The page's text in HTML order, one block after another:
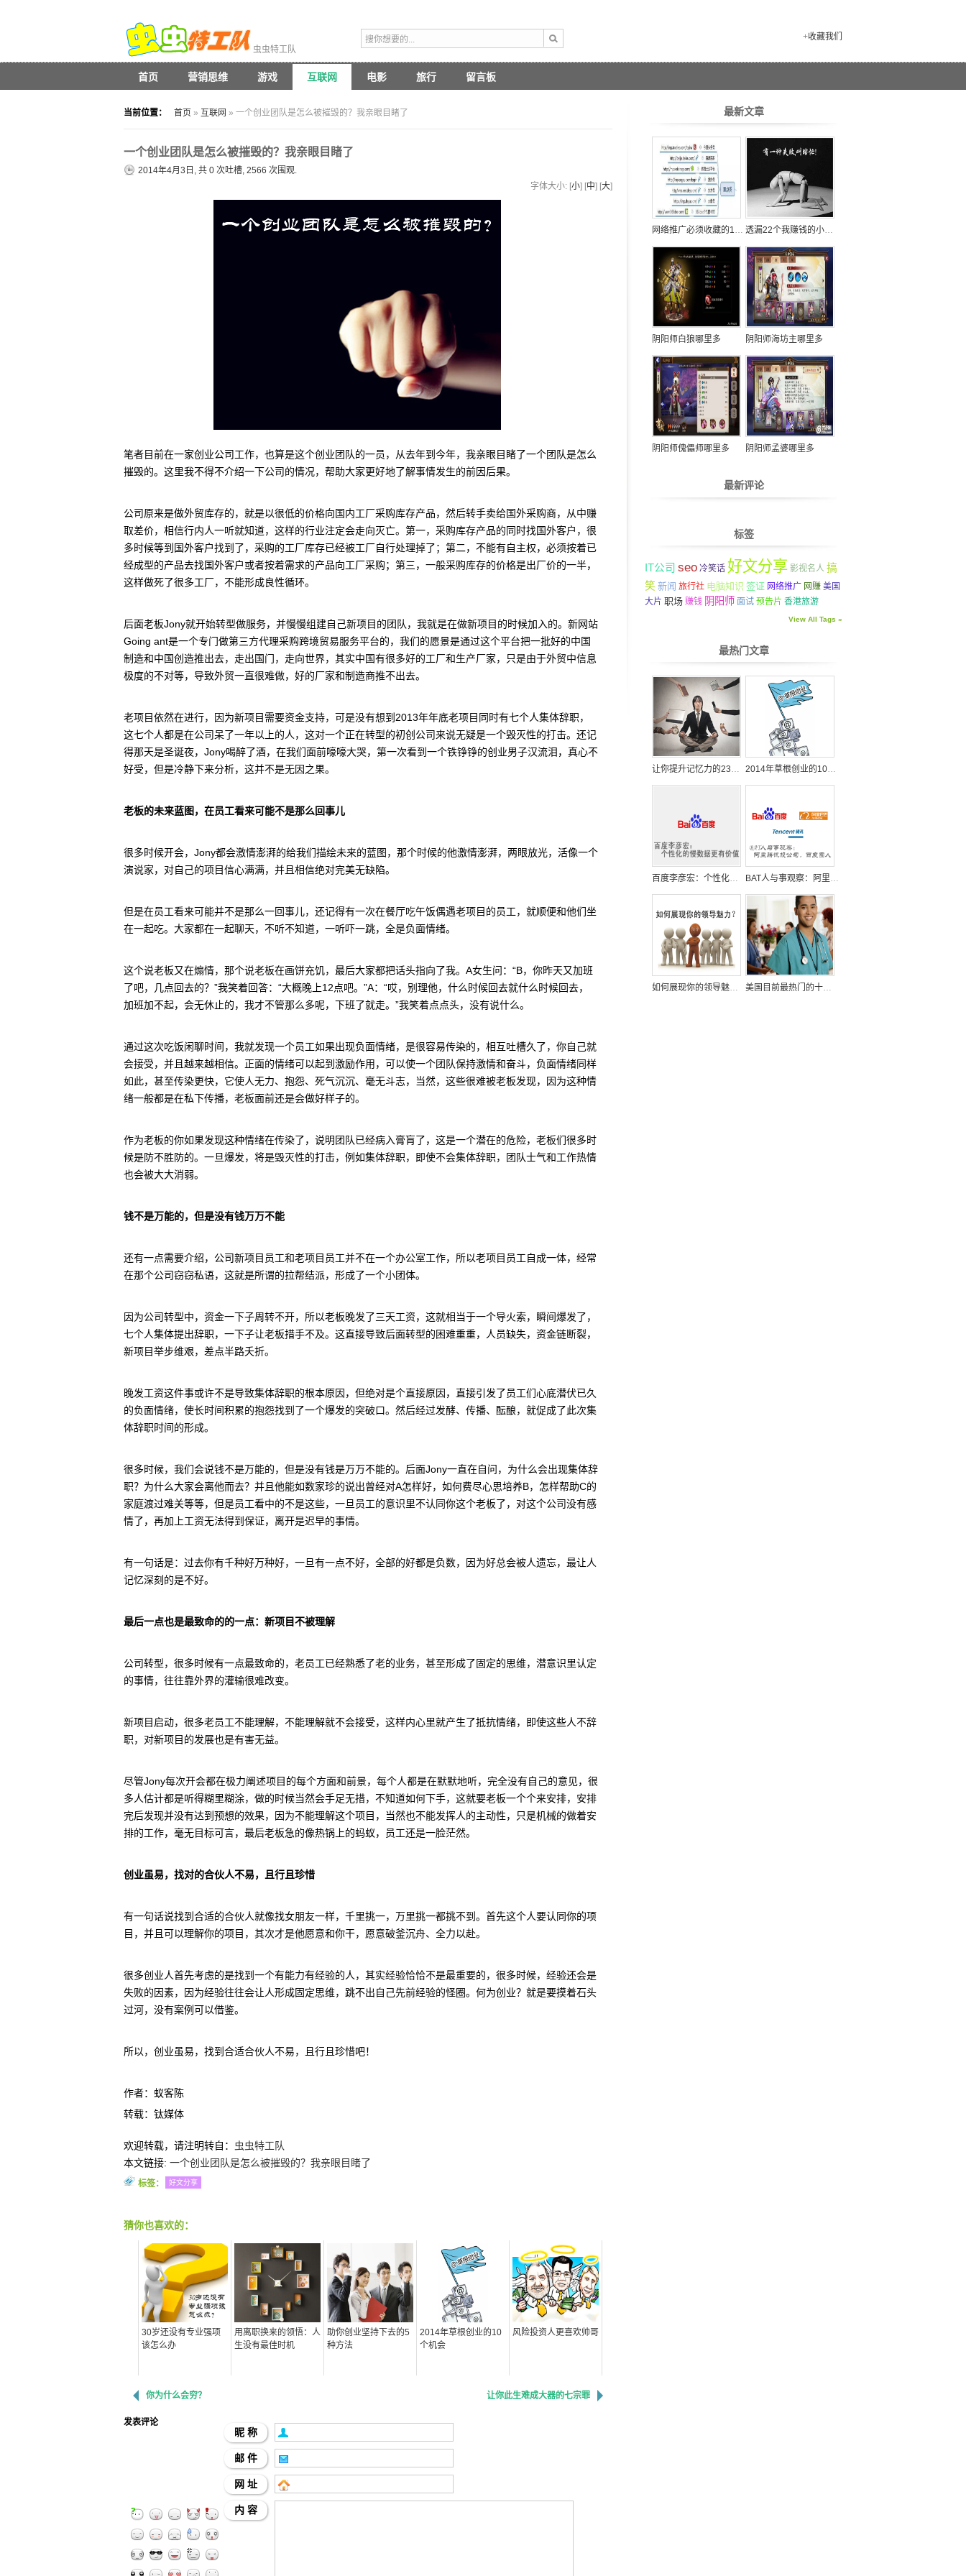
虫虫特工队
+收藏我们
首页 营销思维 游戏 互联网 电影 旅行 留言板
当前位置： 首页 » 互联网 » 一个创业团队是怎么被摧毁的？我亲眼目睹了
一个创业团队是怎么被摧毁的？我亲眼目睹了
2014年4月3日, 共 0 次吐槽, 2566 次围观.
字体大小: [小] [中] [大]
笔者目前在一家创业公司工作，也算是这个创业团队的一员，从去年到今年，我亲眼目睹了一个团队是怎么
摧毁的。这里我不得不介绍一下公司的情况，帮助大家更好地了解事情发生的前因后果。
公司原来是做外贸库存的，就是以很低的价格向国内工厂采购库存产品，然后转手卖给国外采购商，从中赚
取差价，相信行内人一听就知道，这样的行业注定会走向灭亡。第一，采购库存产品的同时找国外客户，很
多时候等到国外客户找到了，采购的工厂库存已经被工厂自行处理掉了；第二，不能有自主权，必须按着已
经成型的产品去找国外客户或者按着需求的产品向工厂采购；第三，一般采购库存的价格是出厂价的一半，
这样做死了很多工厂，不能形成良性循环。
后面老板Jony就开始转型做服务，并慢慢组建自己新项目的团队，我就是在做新项目的时候加入的。新网站
Going ant是一个专门做第三方代理采购跨境贸易服务平台的，我们的愿景是通过这个平台把一批好的中国
制造和中国创造推出去，走出国门，走向世界，其实中国有很多好的工厂和生产厂家，只是由于外贸中信息
极度的不对等，导致外贸一直很难做，好的厂家和制造商推不出去。
老项目依然在进行，因为新项目需要资金支持，可是没有想到2013年年底老项目同时有七个人集体辞职，
这七个人都是在公司呆了一年以上的人，这对一个正在转型的初创公司来说无疑是一个毁灭性的打击。还记
得那天是圣诞夜，Jony喝醉了酒，在我们面前嚎嚎大哭，第一次看到一个铁铮铮的创业男子汉流泪，真心不
好受，但是冷静下来分析，这并不是无因之果。
老板的未来蓝图，在员工看来可能不是那么回事儿
很多时候开会，Jony都会激情澎湃的给我们描绘未来的蓝图，那个时候的他激情澎湃，两眼放光，活像一个
演说家，对自己的项目信心满满，并且相信绝对完美无缺陷。
但是在员工看来可能并不是那么一回事儿，还记得有一次在餐厅吃午饭偶遇老项目的员工，就顺便和他们坐
在一起吃。大家都在一起聊天，不听不知道，一听吓一跳，全是负面情绪。
这个说老板又在煽情，那个说老板在画饼充饥，最后大家都把话头指向了我。A女生问：“B，你昨天又加班
了吧，几点回去的？”我笑着回答：“大概晚上12点吧。”A：“哎，别理他，什么时候回去就什么时候回去，
加班加不起，会无休止的，我才不管那么多呢，下班了就走。”我笑着点点头，没有说什么。
通过这次吃饭闲聊时间，我就发现一个员工如果出现负面情绪，是很容易传染的，相互吐槽久了，你自己就
会接受，并且越来越相信。正面的情绪可以起到激励作用，可以使一个团队保持激情和奋斗，负面情绪同样
如此，甚至传染更快，它使人无力、抱怨、死气沉沉、毫无斗志，当然，这些很难被老板发现，因为这种情
绪一般都是在私下传播，老板面前还是会做好样子的。
作为老板的你如果发现这种情绪在传染了，说明团队已经病入膏肓了，这是一个潜在的危险，老板们很多时
候是防不胜防的。一旦爆发，将是毁灭性的打击，例如集体辞职，即使不会集体辞职，团队士气和工作热情
也会被大大消弱。
钱不是万能的，但是没有钱万万不能
还有一点需要介绍，公司新项目员工和老项目员工并不在一个办公室工作，所以老项目员工自成一体，经常
在那个公司窃窃私语，这就是所谓的拉帮结派，形成了一个小团体。
因为公司转型中，资金一下子周转不开，所以老板晚发了三天工资，这就相当于一个导火索，瞬间爆发了，
七个人集体提出辞职，一下子让老板措手不及。这直接导致后面转型的困难重重，人员缺失，资金链断裂，
新项目举步维艰，差点半路夭折。
晚发工资这件事或许不是导致集体辞职的根本原因，但绝对是个直接原因，直接引发了员工们心底潜伏已久
的负面情绪，使长时间积累的抱怨找到了一个爆发的突破口。然后经过发酵、传播、酝酿，就促成了此次集
体辞职时间的形成。
很多时候，我们会说钱不是万能的，但是没有钱是万万不能的。后面Jony一直在自问，为什么会出现集体辞
职？为什么大家会离他而去？并且他能如数家珍的说出曾经对A怎样好，如何费尽心思培养B，怎样帮助C的
家庭渡过难关等等，但是员工看中的不是这些，一旦员工的意识里不认同你这个老板了，对这个公司没有感
情了，再加上工资无法得到保证，离开是迟早的事情。
有一句话是：过去你有千种好万种好，一旦有一点不好，全部的好都是负数，因为好总会被人遗忘，最让人
记忆深刻的是不好。
最后一点也是最致命的的一点：新项目不被理解
公司转型，很多时候有一点最致命的，老员工已经熟悉了老的业务，甚至形成了固定的思维，潜意识里认定
的事情，往往靠外界的灌输很难改变。
新项目启动，很多老员工不能理解，不能理解就不会接受，这样内心里就产生了抵抗情绪，即使这些人不辞
职，对新项目的发展也是有害无益。
尽管Jony每次开会都在极力阐述项目的每个方面和前景，每个人都是在默默地听，完全没有自己的意见，很
多人估计都是听得糊里糊涂，做的时候当然会手足无措，不知道如何下手，这就要老板一个个来安排，安排
完后发现并没有达到预想的效果，因为不能理解这个项目，当然也不能发挥人的主动性，只是机械的做着安
排的工作，毫无目标可言，最后老板急的像热锅上的蚂蚁，员工还是一脸茫然。
创业虽易，找对的合伙人不易，且行且珍惜
有一句话说找到合适的合伙人就像找女朋友一样，千里挑一，万里挑一都挑不到。首先这个人要认同你的项
目，并且可以理解你的项目，其次才是他愿意和你干，愿意破釜沉舟、全力以赴。
很多创业人首先考虑的是找到一个有能力有经验的人，其实经验恰恰不是最重要的，很多时候，经验还会是
失败的因素，因为经验往往会让人形成固定思维，跳不出自己先前经验的怪圈。何为创业？就是要摸着石头
过河，没有案例可以借鉴。
所以，创业虽易，找到合适合伙人不易，且行且珍惜吧！
作者：蚁客陈
转载：钛媒体
欢迎转载，请注明转自： 虫虫特工队
本文链接: 一个创业团队是怎么被摧毁的？我亲眼目睹了
标签： 好文分享
猜你也喜欢的：
30岁还没有专业强项
该怎么办
用离职换来的领悟：人
生没有最佳时机
助你创业坚持下去的5
种方法
2014年草根创业的10
个机会
风险投资人更喜欢帅哥
你为什么会穷？ 让你此生难成大器的七宗罪
发表评论
昵 称
邮 件
网 址
内 容
最新文章
网络推广必须收藏的100个自媒体平台 透漏22个我赚钱的小秘密
阴阳师白狼哪里多 阴阳师海坊主哪里多
阴阳师傀儡师哪里多 阴阳师孟婆哪里多
最新评论
标签
IT公司 seo 冷笑话 好文分享 影视名人 搞
笑 新闻 旅行社 电脑知识 签证 网络推广 网赚 美国
大片 职场 赚钱 阴阳师 面试 预告片 香港旅游
View All Tags »
最热门文章
让你提升记忆力的23个日常小习惯 2014年草根创业的10个机会
百度李彦宏：个性化的慢数据更有价值 BAT人与事观察：阿里腾讯投公司，百度囤人
如何展现你的领导魅力？ 美国目前最热门的十大求职招聘行业